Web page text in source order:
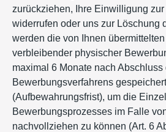
zurückziehen, Ihre Einwilligung
widerrufen oder uns zur Löschung
werden die von Ihnen
verbleibender physischer
maximal 6 Monate nach Abschluss
Bewerbungsverfahrens
(Aufbewahrungsfrist), um die
Bewerbungsprozesses im Falle
nachvollziehen zu können (Art. 6